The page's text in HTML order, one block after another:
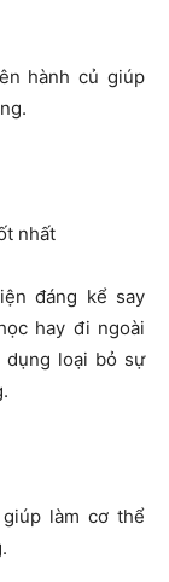
hành củ giúp
đáng kể say
hay đi ngoài
dụng loại bỏ sự
làm cơ thể